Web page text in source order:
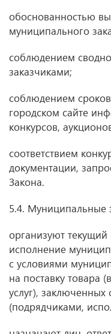
обоснованностью
муниципального
соблюдением
заказчиками;
соблюдением
городском сайте
конкурсов,
соответствием
документации,
Закона.
5.4. Муниципальные
организуют
исполнение
с условиями
на поставку товара
услуг),
(подрядчиками,